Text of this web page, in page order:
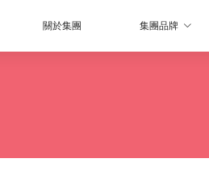
關於集團 集團品牌